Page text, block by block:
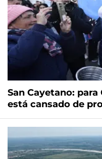
San Cayetano:
está cansado de